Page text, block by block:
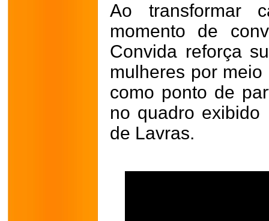
Ao transformar
momento de
Convida reforça
mulheres por
como ponto de
no quadro exibido
de Lavras.